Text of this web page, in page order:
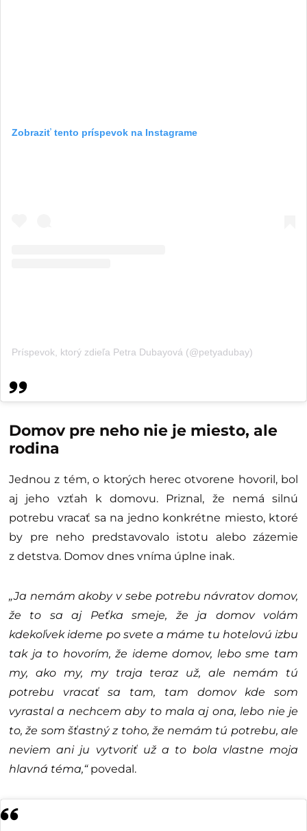
Zobraziť tento príspevok na Instagrame
Príspevok, ktorý zdieľa Petra Dubayová (@petyadubay)
Domov pre neho nie je miesto, ale
rodina
Jednou z tém, o ktorých herec otvorene hovoril, bol
aj jeho vzťah k domovu. Priznal, že nemá silnú
potrebu vracať sa na jedno konkrétne miesto, ktoré
by pre neho predstavovalo istotu alebo zázemie
z detstva. Domov dnes vníma úplne inak.
„Ja nemám akoby v sebe potrebu návratov domov,
že to sa aj Peťka smeje, že ja domov volám
kdekoľvek ideme po svete a máme tu hotelovú izbu
tak ja to hovorím, že ideme domov, lebo sme tam
my, ako my, my traja teraz už, ale nemám tú
potrebu vracať sa tam, tam domov kde som
vyrastal a nechcem aby to mala aj ona, lebo nie je
to, že som šťastný z toho, že nemám tú potrebu, ale
neviem ani ju vytvoriť už a to bola vlastne moja
hlavná téma,“ povedal.